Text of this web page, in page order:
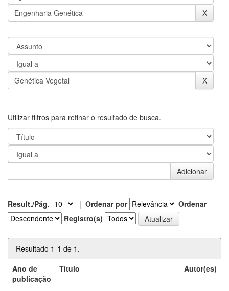
Utilizar filtros para refinar o resultado de busca.
Result./Pág. | Ordenar por
Ordenar
Registro(s)
Resultado 1-1 de 1.
Ano de
publicação
Título Autor(es)